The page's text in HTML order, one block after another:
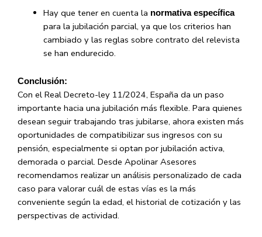
Hay que tener en cuenta la normativa específica
para la jubilación parcial, ya que los criterios han
cambiado y las reglas sobre contrato del relevista
se han endurecido.
Conclusión:
Con el Real Decreto-ley 11/2024, España da un paso
importante hacia una jubilación más flexible. Para quienes
desean seguir trabajando tras jubilarse, ahora existen más
oportunidades de compatibilizar sus ingresos con su
pensión, especialmente si optan por jubilación activa,
demorada o parcial. Desde Apolinar Asesores
recomendamos realizar un análisis personalizado de cada
caso para valorar cuál de estas vías es la más
conveniente según la edad, el historial de cotización y las
perspectivas de actividad.